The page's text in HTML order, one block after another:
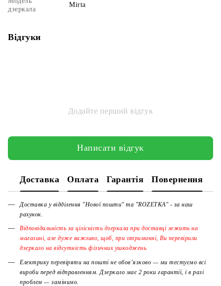
дзеркала
Mirta
Відгуки
Додайте перший відгук
Написати відгук
Доставка Оплата Гарантія Повернення
Доставка у відділення "Нової пошти" та "ROZETKA" - за наш
рахунок.
Відповідальність за цілісність дзеркала при доставці лежить на
магазині, але дуже важливо, щоб, при отриманні, Ви перевірили
дзеркало на відсутність фізичних ушкоджень.
Електрику перевіряти на пошті не обов’язково — ми тестуємо всі
вироби перед відправленням. Дзеркало має 2 роки гарантії, і в разі
проблем — замінимо.